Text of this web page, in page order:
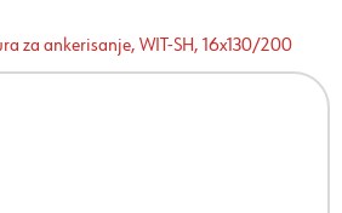
za ankerisanje, WIT-SH, 16x130/200